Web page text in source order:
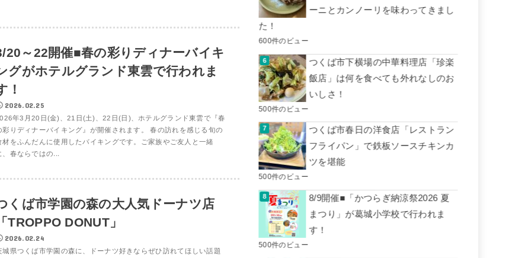
20～22開催■春の彩りディナーバイキ
グがホテルグランド東雲で行われま
！
2026.02.25
年3月20日(金)、21日(土)、22日(日)、ホテルグランド東雲で『春
彩りディナーバイキング』が開催されます。 春の訪れを感じる旬の
材をふんだんに使用したバイキングです。ご家族やご友人と一緒
、春ならではの...
くば市学園の森の大人気ドーナツ店
TROPPO DONUT」
2026.02.24
城県つくば市学園の森に、ドーナツ好きならぜひ訪れてほしい話題
ーニとカンノーリを味わってきまし
た！
600件のビュー
つくば市下横場の中華料理店「珍楽
飯店」は何を食べても外れなしのお
いしさ！
500件のビュー
つくば市春日の洋食店「レストラン
フライパン」で鉄板ソースチキンカ
ツを堪能
500件のビュー
8/9開催■「かつらぎ納涼祭2026 夏
まつり」が葛城小学校で行われま
す！
500件のビュー